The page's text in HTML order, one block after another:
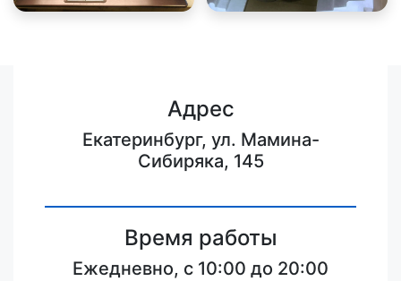
Адрес
Екатеринбург, ул. Мамина-
Сибиряка, 145
Время работы
Ежедневно, с 10:00 до 20:00